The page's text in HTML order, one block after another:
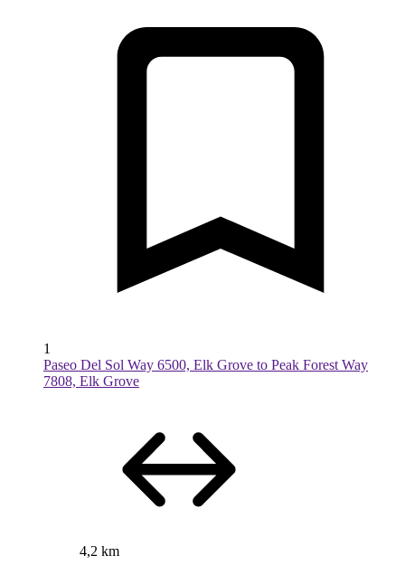
1
Paseo Del Sol Way 6500, Elk Grove to Peak Forest Way
7808, Elk Grove
4,2 km